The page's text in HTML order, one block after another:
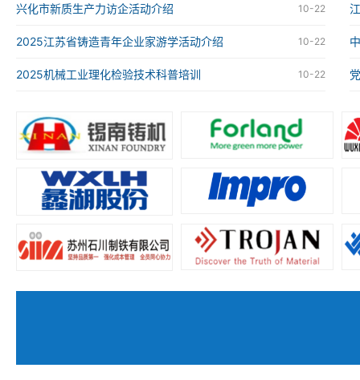
10-22
兴化市新质生产力访企活动介绍
10-22
2025江苏省铸造青年企业家游学活动介绍
10-22
2025机械工业理化检验技术科普培训